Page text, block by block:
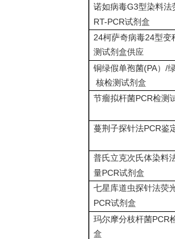
诺如病毒G3型染料法
RT-PCR试剂盒
24柯萨奇病毒24型变
测试剂盒供应
铜绿假单孢菌(PA） /
核检测试剂盒
节瘤拟杆菌PCR检测
蔓荆子探针法PCR鉴
普氏立克次氏体染料
量PCR试剂盒
七星库道虫探针法荧
PCR试剂盒
玛尔摩分枝杆菌PCR
盒